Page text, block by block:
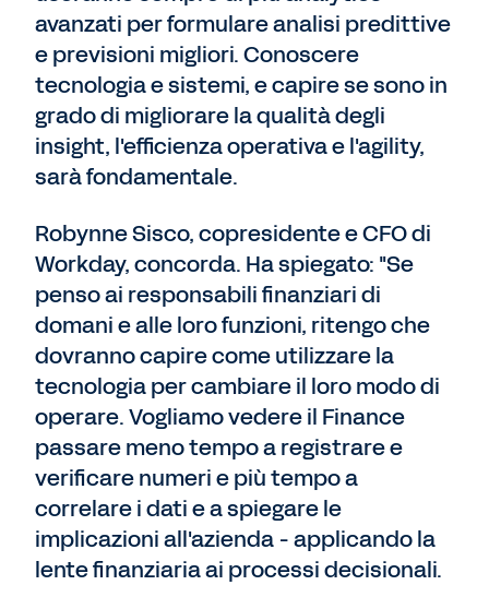
avanzati per formulare analisi predittive
e previsioni migliori. Conoscere
tecnologia e sistemi, e capire se sono in
grado di migliorare la qualità degli
insight, l'efficienza operativa e l'agility,
sarà fondamentale.
Robynne Sisco, copresidente e CFO di
Workday, concorda. Ha spiegato: "Se
penso ai responsabili finanziari di
domani e alle loro funzioni, ritengo che
dovranno capire come utilizzare la
tecnologia per cambiare il loro modo di
operare. Vogliamo vedere il Finance
passare meno tempo a registrare e
verificare numeri e più tempo a
correlare i dati e a spiegare le
implicazioni all'azienda - applicando la
lente finanziaria ai processi decisionali.